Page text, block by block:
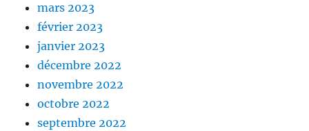
mars 2023
février 2023
janvier 2023
décembre 2022
novembre 2022
octobre 2022
septembre 2022